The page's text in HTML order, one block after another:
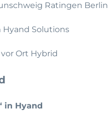
Ratingen
Solutions
Ort Hybrid
in Hyand